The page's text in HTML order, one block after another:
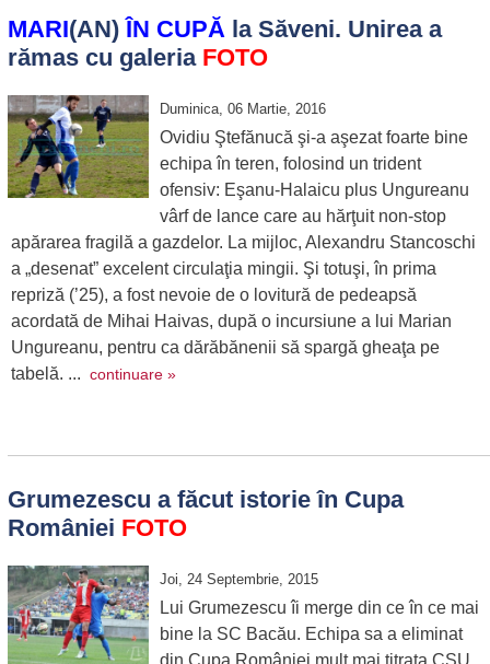
MARI(AN)ÎN CUPĂla Săveni. Unirea a
rămas cu galeria FOTO
Duminica, 06 Martie, 2016
Ovidiu Ştefănucă şi-a aşezat foarte bine
echipa în teren, folosind un trident
ofensiv: Eşanu-Halaicu plus Ungureanu
vârf de lance care au hărţuit non-stop
apărarea fragilă a gazdelor. La mijloc, Alexandru Stancoschi
a „desenat” excelent circulaţia mingii. Şi totuşi, în prima
repriză (’25), a fost nevoie de o lovitură de pedeapsă
acordată de Mihai Haivas, după o incursiune a lui Marian
Ungureanu, pentru ca dărăbănenii să spargă gheaţa pe
tabelă. ... continuare »
Grumezescu a făcut istorie în Cupa
României FOTO
Joi, 24 Septembrie, 2015
Lui Grumezescu îi merge din ce în ce mai
bine la SC Bacău. Echipa sa a eliminat
din Cupa României mult mai titrata CSU